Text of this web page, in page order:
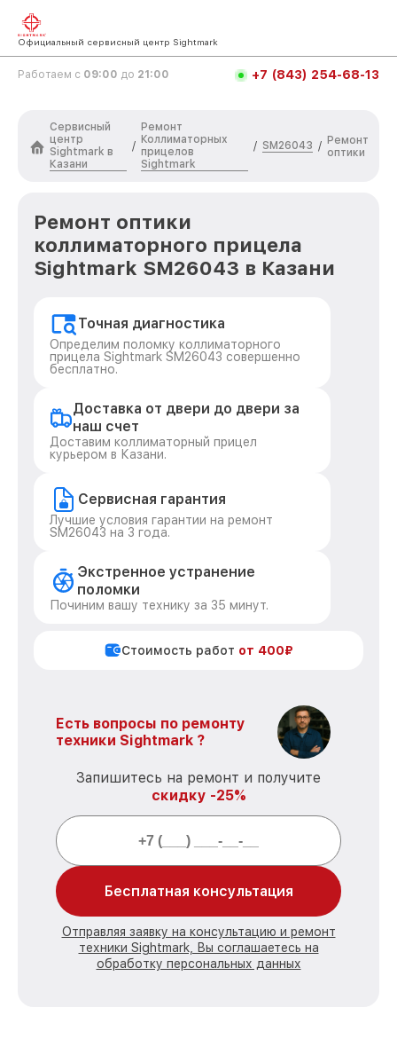
Официальный сервисный центр Sightmark
Работаем с 09:00 до 21:00 +7 (843) 254-68-13
Сервисный
центр
Sightmark в
Казани
/
Ремонт
Коллиматорных
прицелов
Sightmark
/ SM26043 / Ремонт
оптики
Ремонт оптики
коллиматорного прицела
Sightmark SM26043 в Казани
Точная диагностика
Определим поломку коллиматорного
прицела Sightmark SM26043 совершенно
бесплатно.
Доставка от двери до двери за
наш счет
Доставим коллиматорный прицел
курьером в Казани.
Сервисная гарантия
Лучшие условия гарантии на ремонт
SM26043 на 3 года.
Экстренное устранение
поломки
Починим вашу технику за 35 минут.
Стоимость работ от 400₽
Есть вопросы по ремонту
техники Sightmark ?
Запишитесь на ремонт и получите
скидку -25%
Бесплатная консультация
Отправляя заявку на консультацию и ремонт
техники Sightmark, Вы соглашаетесь на
обработку персональных данных